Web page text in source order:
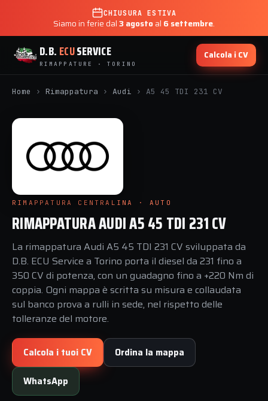
CHIUSURA ESTIVA
Siamo in ferie dal3 agostoal 6 settembre.
D.B. ECUSERVICE
RIMAPPATURE · TORINO
Calcola i CV
Home › Rimappatura › Audi › A5 45 TDI 231 CV
RIMAPPATURA CENTRALINA · AUTO
RIMAPPATURA AUDI A5 45 TDI 231 CV
La rimappatura Audi A5 45 TDI 231 CV sviluppata da
D.B. ECU Service a Torino porta il diesel da 231 fino a
350 CV di potenza, con un guadagno fino a +220 Nm di
coppia. Ogni mappa è scritta su misura e collaudata
sul banco prova a rulli in sede, nel rispetto delle
tolleranze del motore.
Calcola i tuoi CV Ordina la mappa
WhatsApp